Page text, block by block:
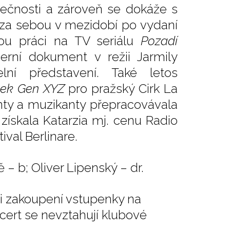
a zároveň se dokáže s
sebou v mezidobí po vydaní
práci na TV seriálu Pozadí
dokument v režii Jarmily
představení. Také letos
Gen XYZpro pražský Cirk La
a muzikanty přepracovávala
Katarzia mj. cenu Radio
Berlinare.
– b; Oliver Lipenský – dr.
zakoupení vstupenky na
se nevztahují klubové